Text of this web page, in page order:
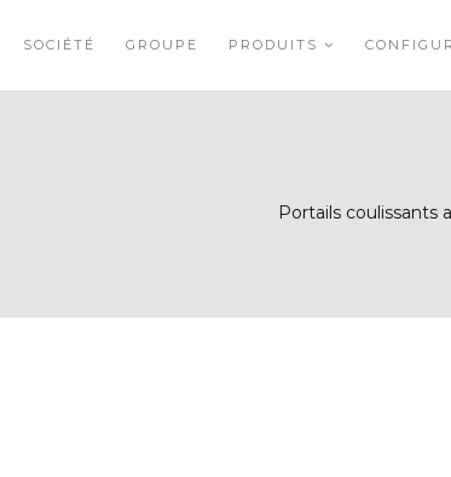
SOCIÉTÉ GROUPE PRODUITS
Portails coulissants